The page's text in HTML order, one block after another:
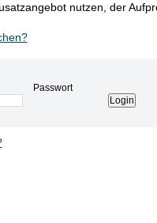
nutzen, der
Passwort